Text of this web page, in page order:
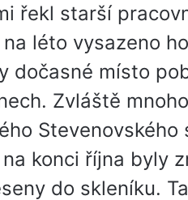
řekl starší
léto vysazeno
dočasné místo
Zvláště
Stevenovského
konci října byly
do skleníku.